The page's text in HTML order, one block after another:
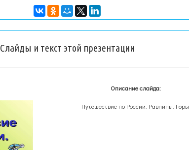
Слайды и текст этой презентации
Описание слайда:
Путешествие по России. Равнины. Горы.